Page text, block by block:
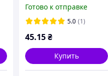
для коробок и пакетов
Готово к отправке
5.0 (1)
45.15 ₴
Купить